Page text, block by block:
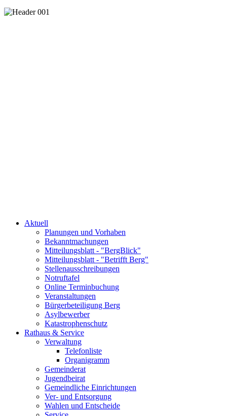
Aktuell
Planungen und Vorhaben
Bekanntmachungen
Mitteilungsblatt - "BergBlick"
Mitteilungsblatt - "Betrifft Berg"
Stellenausschreibungen
Notruftafel
Online Terminbuchung
Veranstaltungen
Bürgerbeteiligung Berg
Asylbewerber
Katastrophenschutz
Rathaus & Service
Verwaltung
Telefonliste
Organigramm
Gemeinderat
Jugendbeirat
Gemeindliche Einrichtungen
Ver- und Entsorgung
Wahlen und Entscheide